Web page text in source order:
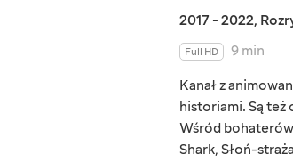
2017 - 2022,
Full HD
9 min
Kanał z
historiami. Są
Wśród
Shark, Słoń-